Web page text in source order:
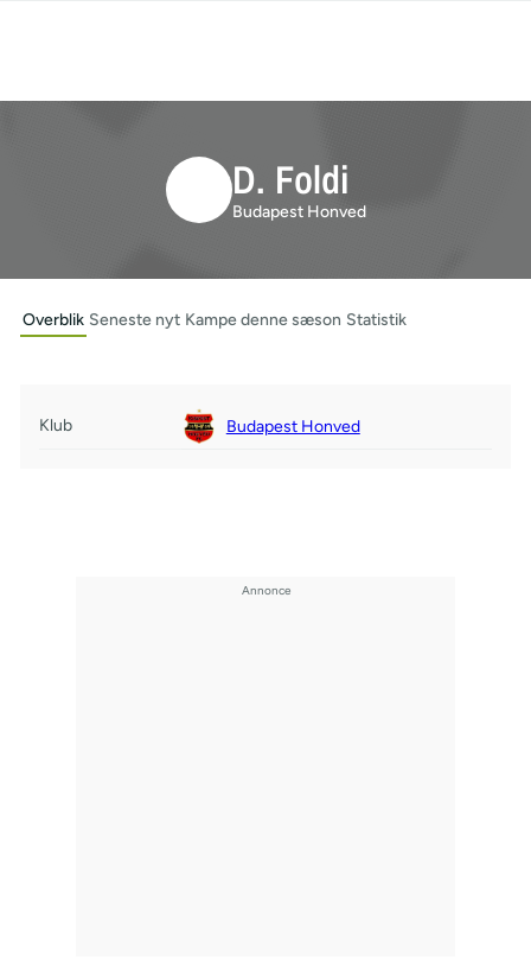
D. Foldi
Budapest Honved
Overblik Seneste nyt Kampe denne sæson Statistik
Klub Budapest Honved